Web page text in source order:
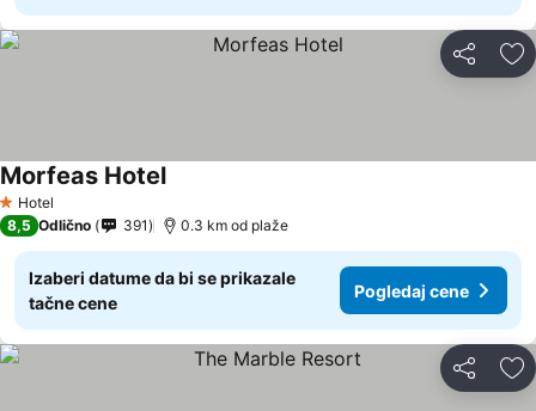
Deli
1 Zvezdice
Hotel
Morfeas Hotel
8,5 Odlično 391 0.3 km od plaže
Izaberi datume da bi se prikazale
tačne cene
Pogledaj cene
Deli